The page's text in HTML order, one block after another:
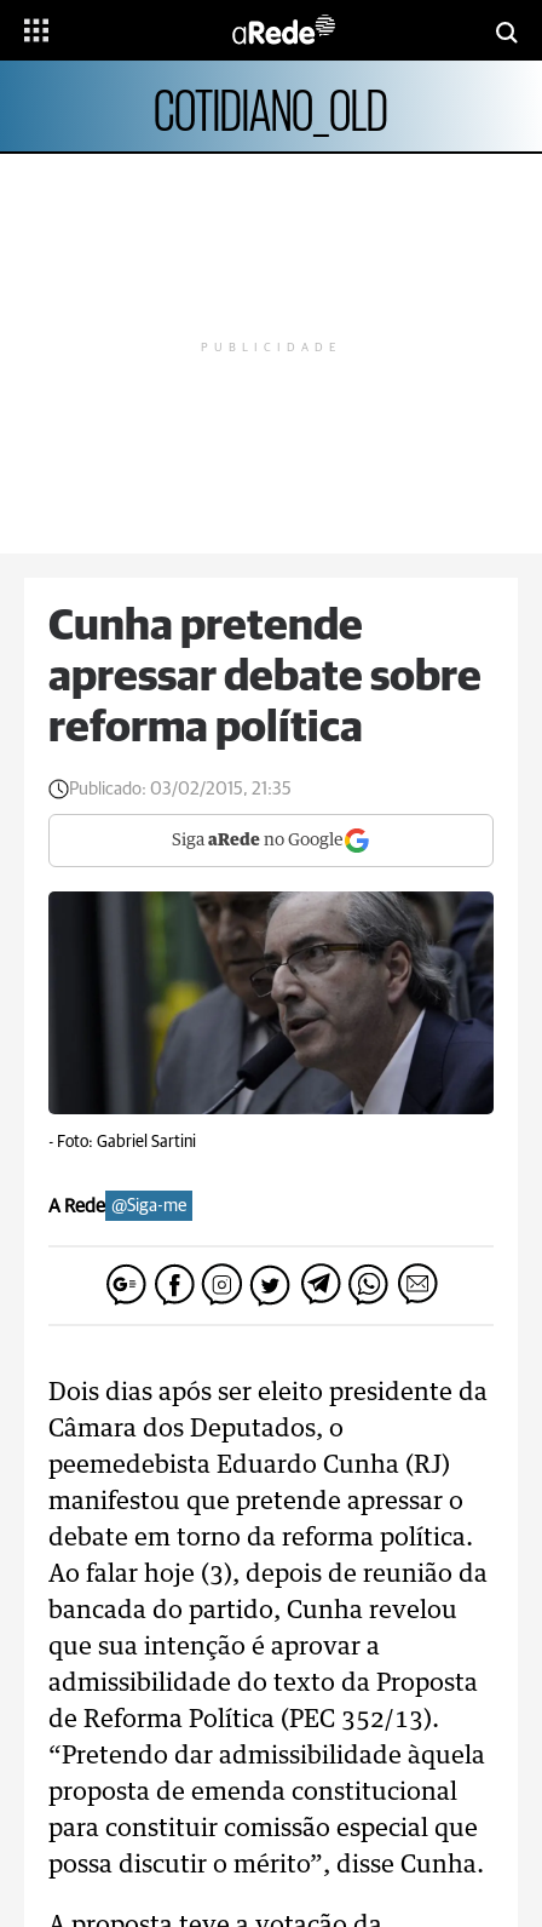
COTIDIANO_OLD
PUBLICIDADE
Cunha pretende
apressar debate sobre
reforma política
Publicado: 03/02/2015, 21:35
Siga aRede no Google
- Foto: Gabriel Sartini
A Rede @Siga-me
Dois dias após ser eleito presidente da
Câmara dos Deputados, o
peemedebista Eduardo Cunha (RJ)
manifestou que pretende apressar o
debate em torno da reforma política.
Ao falar hoje (3), depois de reunião da
bancada do partido, Cunha revelou
que sua intenção é aprovar a
admissibilidade do texto da Proposta
de Reforma Política (PEC 352/13).
“Pretendo dar admissibilidade àquela
proposta de emenda constitucional
para constituir comissão especial que
possa discutir o mérito”, disse Cunha.